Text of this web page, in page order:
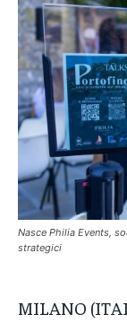
SPORT
GRUPPO
VENETO
POLITICA
ECONOMIA
SPORT
GRUPPO
CONTATTI
VENETO
POLITICA
ECONOMIA
SPORT
GRUPPO
CONTATTI
Nasce Philia Events,
strategici
MILANO